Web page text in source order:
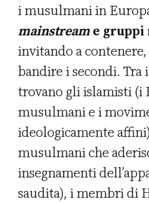
i musulmani in
mainstreame
invitando a
bandire i secondi. Tra
trovano gli islamisti (i
musulmani e i
ideologicamente
musulmani che
insegnamenti
saudita), i membri di